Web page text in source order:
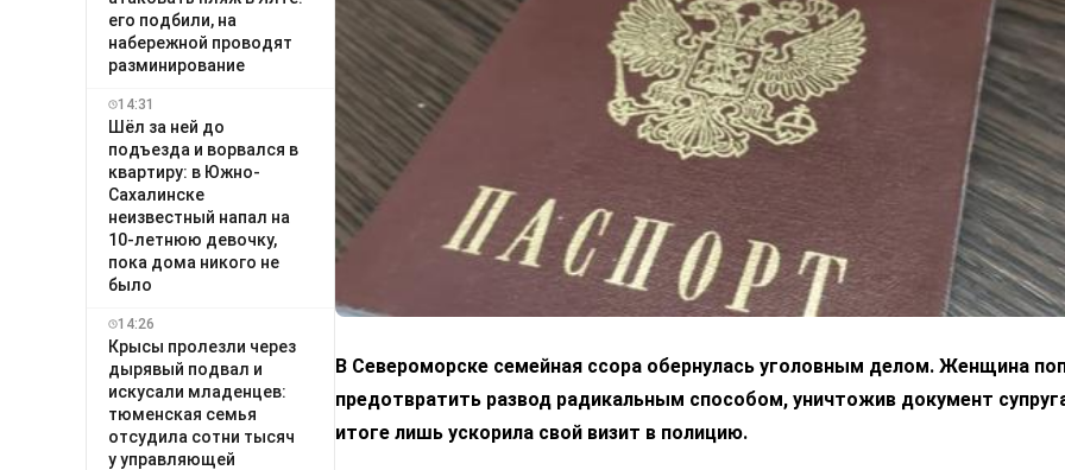
его подбили, на
набережной проводят
разминирование
14:31
Шёл за ней до
подъезда и ворвался в
квартиру: в Южно-
Сахалинске
неизвестный напал на
10-летнюю девочку,
пока дома никого не
было
14:26
Крысы пролезли через
дырявый подвал и
искусали младенцев:
тюменская семья
отсудила сотни тысяч
у управляющей
В Североморске семейная ссора обернулась уголовным делом. Женщина
предотвратить развод радикальным способом, уничтожив документ
итоге лишь ускорила свой визит в полицию.